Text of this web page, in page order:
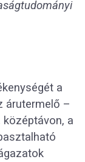
a
árutermelő –
a